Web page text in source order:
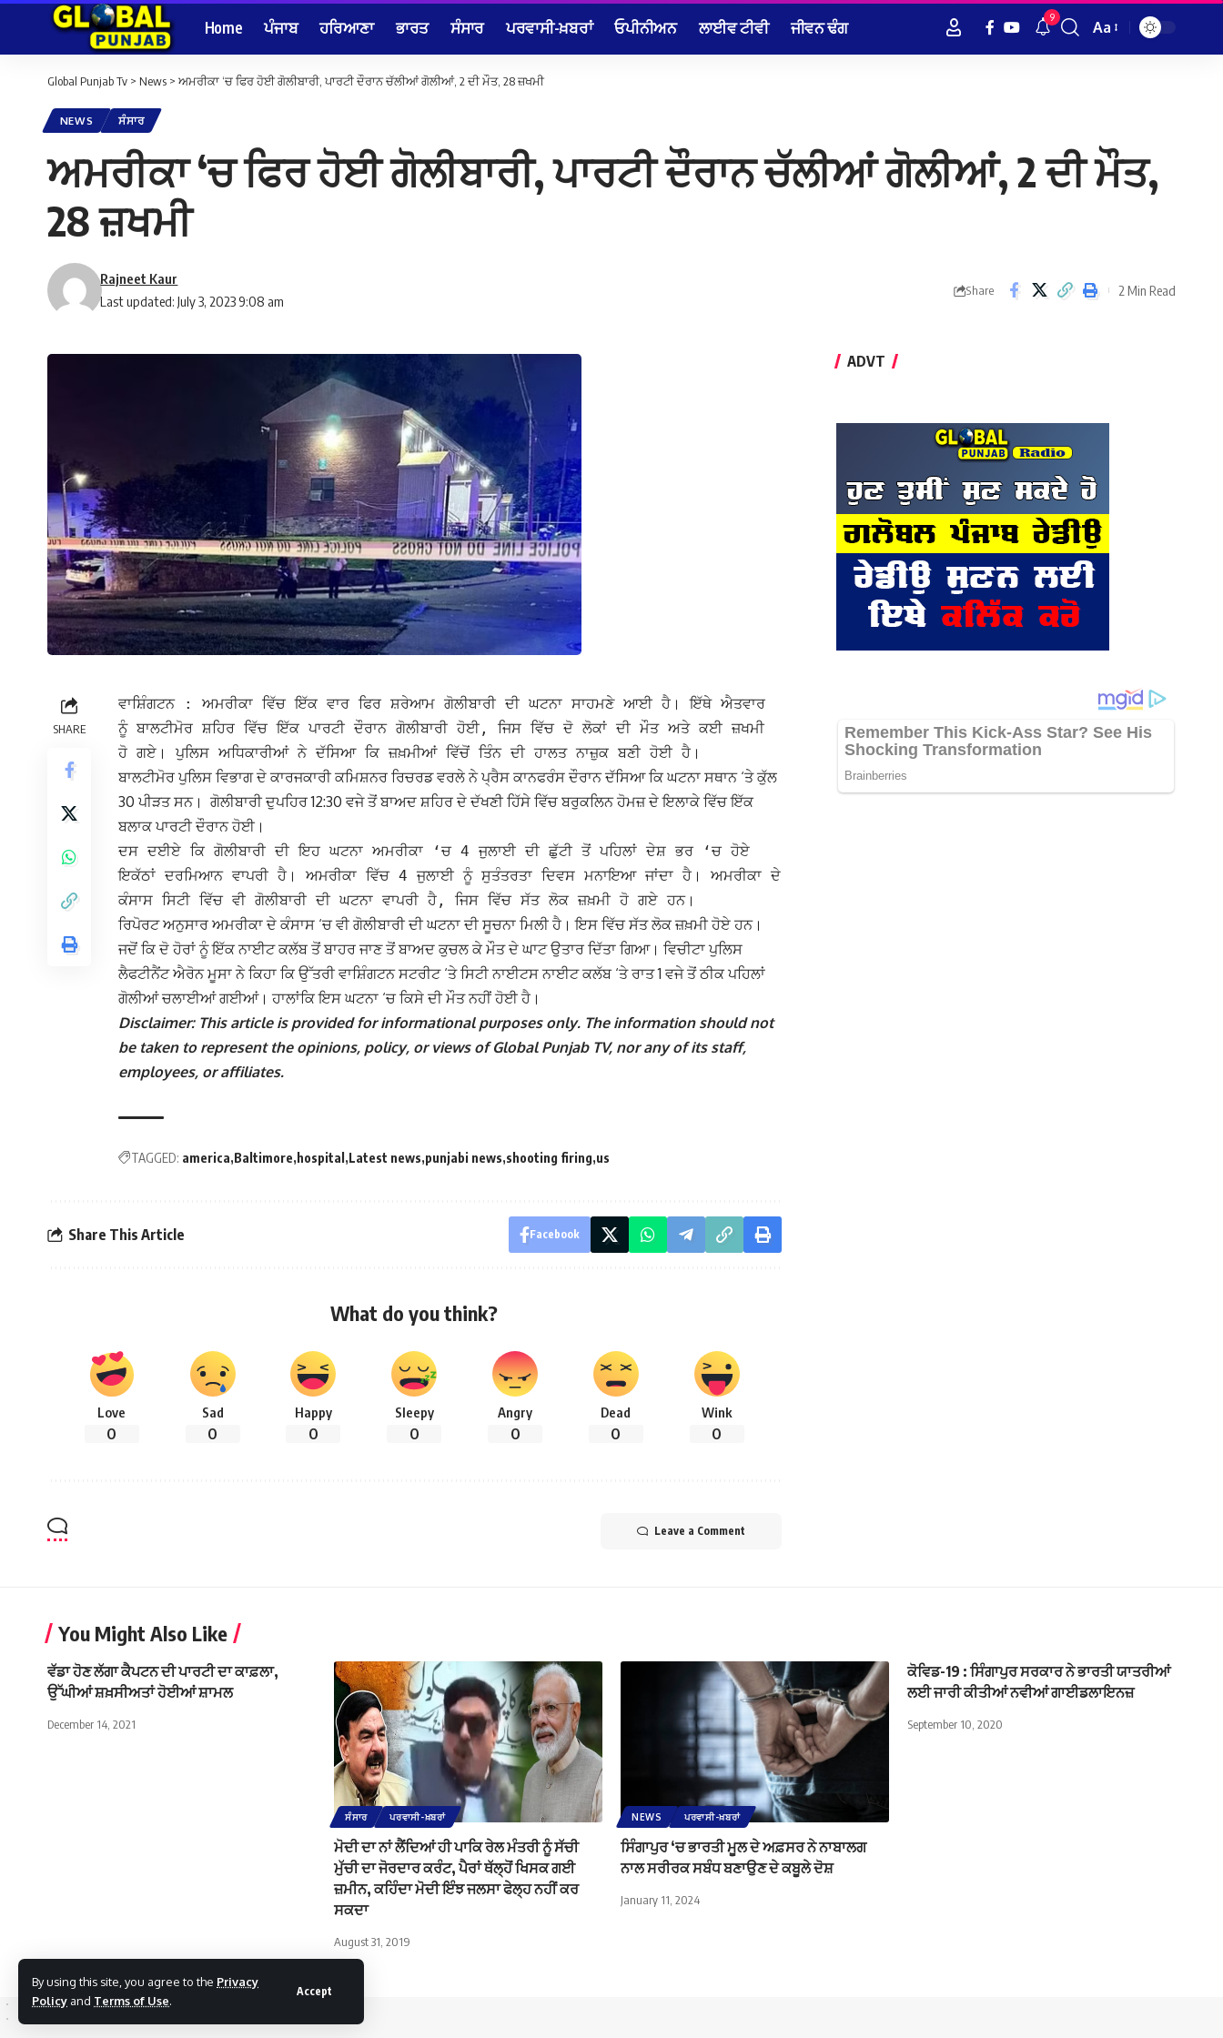
By using this site, you agree to the Privacy
Policy and Terms of Use.
Accept
Home ਪੰਜਾਬ ਹਰਿਆਣਾ ਭਾਰਤ ਸੰਸਾਰ ਪਰਵਾਸੀ-ਖ਼ਬਰਾਂ ਓਪੀਨੀਅਨ ਲਾਈਵ ਟੀਵੀ ਜੀਵਨ ਢੰਗ 9
Font
Aa
Global Punjab Tv > News > ਅਮਰੀਕਾ ‘ਚ ਫਿਰ ਹੋਈ ਗੋਲੀਬਾਰੀ, ਪਾਰਟੀ ਦੌਰਾਨ ਚੱਲੀਆਂ ਗੋਲੀਆਂ, 2 ਦੀ ਮੌਤ, 28 ਜ਼ਖਮੀ
NEWS ਸੰਸਾਰ
ਅਮਰੀਕਾ ‘ਚ ਫਿਰ ਹੋਈ ਗੋਲੀਬਾਰੀ, ਪਾਰਟੀ ਦੌਰਾਨ ਚੱਲੀਆਂ ਗੋਲੀਆਂ, 2 ਦੀ ਮੌਤ,
28 ਜ਼ਖਮੀ
Last updated: July 3, 2023 9:08 am
Rajneet Kaur
Share 2 Min Read
SHARE
ਵਾਸ਼ਿੰਗਟਨ : ਅਮਰੀਕਾ ਵਿੱਚ ਇੱਕ ਵਾਰ ਫਿਰ ਸ਼ਰੇਆਮ ਗੋਲੀਬਾਰੀ ਦੀ ਘਟਨਾ ਸਾਹਮਣੇ ਆਈ ਹੈ। ਇੱਥੇ ਐਤਵਾਰ
ਨੂੰ ਬਾਲਟੀਮੋਰ ਸ਼ਹਿਰ ਵਿੱਚ ਇੱਕ ਪਾਰਟੀ ਦੌਰਾਨ ਗੋਲੀਬਾਰੀ ਹੋਈ, ਜਿਸ ਵਿੱਚ ਦੋ ਲੋਕਾਂ ਦੀ ਮੌਤ ਅਤੇ ਕਈ ਜ਼ਖਮੀ
ਹੋ ਗਏ। ਪੁਲਿਸ ਅਧਿਕਾਰੀਆਂ ਨੇ ਦੱਸਿਆ ਕਿ ਜ਼ਖ਼ਮੀਆਂ ਵਿੱਚੋਂ ਤਿੰਨ ਦੀ ਹਾਲਤ ਨਾਜ਼ੁਕ ਬਣੀ ਹੋਈ ਹੈ।
ਬਾਲਟੀਮੋਰ ਪੁਲਿਸ ਵਿਭਾਗ ਦੇ ਕਾਰਜਕਾਰੀ ਕਮਿਸ਼ਨਰ ਰਿਚਰਡ ਵਰਲੇ ਨੇ ਪ੍ਰੈਸ ਕਾਨਫਰੰਸ ਦੌਰਾਨ ਦੱਸਿਆ ਕਿ ਘਟਨਾ ਸਥਾਨ ‘ਤੇ ਕੁੱਲ
30 ਪੀੜਤ ਸਨ। ਗੋਲੀਬਾਰੀ ਦੁਪਹਿਰ 12:30 ਵਜੇ ਤੋਂ ਬਾਅਦ ਸ਼ਹਿਰ ਦੇ ਦੱਖਣੀ ਹਿੱਸੇ ਵਿੱਚ ਬਰੁਕਲਿਨ ਹੋਮਜ਼ ਦੇ ਇਲਾਕੇ ਵਿੱਚ ਇੱਕ
ਬਲਾਕ ਪਾਰਟੀ ਦੌਰਾਨ ਹੋਈ।
ਦਸ ਦਈਏ ਕਿ ਗੋਲੀਬਾਰੀ ਦੀ ਇਹ ਘਟਨਾ ਅਮਰੀਕਾ ‘ਚ 4 ਜੁਲਾਈ ਦੀ ਛੁੱਟੀ ਤੋਂ ਪਹਿਲਾਂ ਦੇਸ਼ ਭਰ ‘ਚ ਹੋਏ
ਇਕੱਠਾਂ ਦਰਮਿਆਨ ਵਾਪਰੀ ਹੈ। ਅਮਰੀਕਾ ਵਿੱਚ 4 ਜੁਲਾਈ ਨੂੰ ਸੁਤੰਤਰਤਾ ਦਿਵਸ ਮਨਾਇਆ ਜਾਂਦਾ ਹੈ। ਅਮਰੀਕਾ ਦੇ
ਕੰਸਾਸ ਸਿਟੀ ਵਿੱਚ ਵੀ ਗੋਲੀਬਾਰੀ ਦੀ ਘਟਨਾ ਵਾਪਰੀ ਹੈ, ਜਿਸ ਵਿੱਚ ਸੱਤ ਲੋਕ ਜ਼ਖ਼ਮੀ ਹੋ ਗਏ ਹਨ।
ਰਿਪੋਰਟ ਅਨੁਸਾਰ ਅਮਰੀਕਾ ਦੇ ਕੰਸਾਸ ‘ਚ ਵੀ ਗੋਲੀਬਾਰੀ ਦੀ ਘਟਨਾ ਦੀ ਸੂਚਨਾ ਮਿਲੀ ਹੈ। ਇਸ ਵਿੱਚ ਸੱਤ ਲੋਕ ਜ਼ਖ਼ਮੀ ਹੋਏ ਹਨ।
ਜਦੋਂ ਕਿ ਦੋ ਹੋਰਾਂ ਨੂੰ ਇੱਕ ਨਾਈਟ ਕਲੱਬ ਤੋਂ ਬਾਹਰ ਜਾਣ ਤੋਂ ਬਾਅਦ ਕੁਚਲ ਕੇ ਮੌਤ ਦੇ ਘਾਟ ਉਤਾਰ ਦਿੱਤਾ ਗਿਆ। ਵਿਚੀਟਾ ਪੁਲਿਸ
ਲੈਫਟੀਨੈਂਟ ਐਰੋਨ ਮੂਸਾ ਨੇ ਕਿਹਾ ਕਿ ਉੱਤਰੀ ਵਾਸ਼ਿੰਗਟਨ ਸਟਰੀਟ ‘ਤੇ ਸਿਟੀ ਨਾਈਟਸ ਨਾਈਟ ਕਲੱਬ ‘ਤੇ ਰਾਤ 1 ਵਜੇ ਤੋਂ ਠੀਕ ਪਹਿਲਾਂ
ਗੋਲੀਆਂ ਚਲਾਈਆਂ ਗਈਆਂ। ਹਾਲਾਂਕਿ ਇਸ ਘਟਨਾ ‘ਚ ਕਿਸੇ ਦੀ ਮੌਤ ਨਹੀਂ ਹੋਈ ਹੈ।
Disclaimer: This article is provided for informational purposes only. The information should not
be taken to represent the opinions, policy, or views of Global Punjab TV, nor any of its staff,
employees, or affiliates.
TAGGED: america Baltimore hospital Latest news punjabi news shooting firing us
Share This Article Facebook
What do you think?
Love
0
Sad
0
Happy
0
Sleepy
0
Angry
0
Dead
0
Wink
0
Leave a Comment
ADVT
You Might Also Like
ਵੱਡਾ ਹੋਣ ਲੱਗਾ ਕੈਪਟਨ ਦੀ ਪਾਰਟੀ ਦਾ ਕਾਫ਼ਲਾ,
ਉੱਘੀਆਂ ਸ਼ਖ਼ਸੀਅਤਾਂ ਹੋਈਆਂ ਸ਼ਾਮਲ
December 14, 2021
ਸੰਸਾਰ ਪਰਵਾਸੀ-ਖ਼ਬਰਾਂ
ਮੋਦੀ ਦਾ ਨਾਂ ਲੈਂਦਿਆਂ ਹੀ ਪਾਕਿ ਰੇਲ ਮੰਤਰੀ ਨੂੰ ਸੱਚੀ
ਮੁੱਚੀ ਦਾ ਜੋਰਦਾਰ ਕਰੰਟ, ਪੈਰਾਂ ਥੱਲ੍ਹੋਂ ਖਿਸਕ ਗਈ
ਜ਼ਮੀਨ, ਕਹਿੰਦਾ ਮੋਦੀ ਇੰਝ ਜਲਸਾ ਫੇਲ੍ਹ ਨਹੀਂ ਕਰ
ਸਕਦਾ
August 31, 2019
NEWS ਪਰਵਾਸੀ-ਖ਼ਬਰਾਂ
ਸਿੰਗਾਪੁਰ ‘ਚ ਭਾਰਤੀ ਮੂਲ ਦੇ ਅਫ਼ਸਰ ਨੇ ਨਾਬਾਲਗ
ਨਾਲ ਸਰੀਰਕ ਸਬੰਧ ਬਣਾਉਣ ਦੇ ਕਬੂਲੇ ਦੋਸ਼
January 11, 2024
ਕੋਵਿਡ-19 : ਸਿੰਗਾਪੁਰ ਸਰਕਾਰ ਨੇ ਭਾਰਤੀ ਯਾਤਰੀਆਂ
ਲਈ ਜਾਰੀ ਕੀਤੀਆਂ ਨਵੀਆਂ ਗਾਈਡਲਾਇਨਜ਼
September 10, 2020